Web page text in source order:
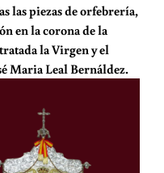
las piezas de orfebrería,
en la corona de la
la Virgen y el
Maria Leal Bernáldez.